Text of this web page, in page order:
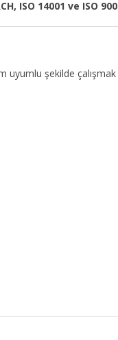
ISO 14001 ve ISO
şekilde